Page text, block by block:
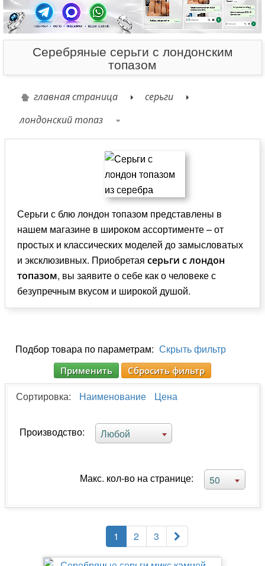
Серебряные серьги с лондонским
топазом
главная страница
серьги
лондонский топаз
Серьги с блю лондон топазом представлены в
нашем магазине в широком ассортименте – от
простых и классических моделей до замысловатых
и эксклюзивных. Приобретаясерьги с лондон
топазом, вы заявите о себе как о человеке с
безупречным вкусом и широкой душой.
Подбор товара по параметрам: Скрыть фильтр
Применить Сбросить фильтр
Сортировка: Наименование Цена
Производство: Любой
Макс. кол-во на странице: 50
1 2 3